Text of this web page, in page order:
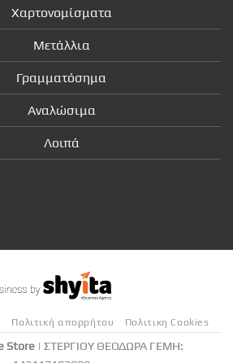
Χαρτονομίσματα
Μετάλλια
Γραμματόσημα
Αναλώσιμα
Λοιπά
Πολιτική απορρήτου Πολιτικη Cookies
Store | ΣΤΕΡΓΙΟΥ ΘΕΟΔΩΡΑ ΓΕΜΗ: